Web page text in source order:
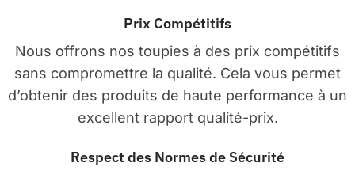
Prix Compétitifs
Nous offrons nos toupies à des prix compétitifs
sans compromettre la qualité. Cela vous permet
d’obtenir des produits de haute performance à un
excellent rapport qualité-prix.
Respect des Normes de Sécurité